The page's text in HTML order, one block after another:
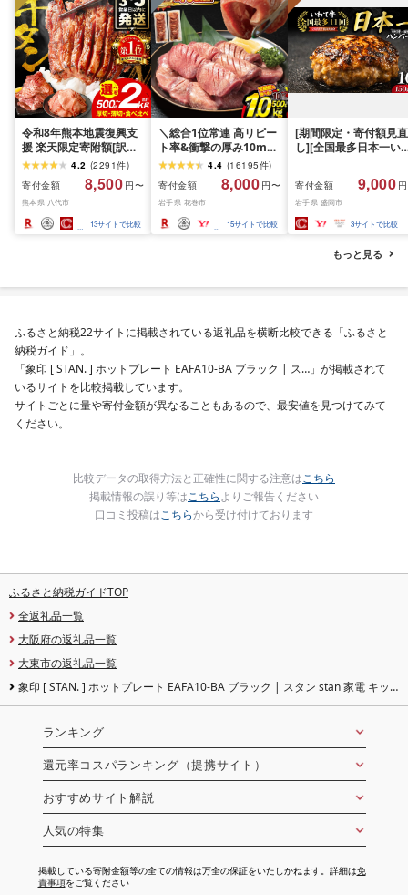
令和8年熊本地震復興支
援 楽天限定寄附額[訳あ
り]牛タン 500g〜2kg 肉
牛肉 訳あり 牛タン 冷凍
小分け 厚切り 薄切り 食
べ比べ 500g 1kg 1.5kg
2kg 牛 人気 ビーフ 牛た
ん ふるさと納税 ランキ
4.2 (2291件)
寄付金額
8,500 円〜
熊本県 八代市
13サイトで比較
＼総合1位常連 高リピー
ト率&衝撃の厚み10mm
厚切り牛タン 塩味/ ≪ス
ピード発送!!10営業日以
内発送≫ 選べる内容量
500g / 1kg 定期便 毎月
届く 牛肉 肉 BBQ ふるさ
と 人気 ランキング 岩手
4.4 (16195件)
寄付金額
8,000 円〜
岩手県 花巻市
15サイトで比較
[期間限定・寄付額見直
し][全国最多日本一い
1.5kg(150g×10個) い
て牛 × 岩中豚 ハンバー
グ 合挽き 合い挽き 黒
和牛 人気 冷凍 個包装
分け 冷凍 牛肉 豚肉 和
ビーフ ポーク はんば
ぐ 挽肉 お肉 ミンチ 肉
キング 1位 1万円以下
寄付金額 9,000
岩手県 盛岡市
3サイトで比較
もっと見る
ふるさと納税22サイトに掲載されている返礼品を横断比較できる「ふるさと
納税ガイド」。
「象印 [ STAN. ] ホットプレート EAFA10-BA ブラック | ス…」が掲載されて
いるサイトを比較掲載しています。
サイトごとに量や寄付金額が異なることもあるので、最安値を見つけてみて
ください。
比較データの取得方法と正確性に関する注意はこちら
掲載情報の誤り等はこちらよりご報告ください
口コミ投稿はこちらから受け付けております
ふるさと納税ガイドTOP
全返礼品一覧
大阪府の返礼品一覧
大東市の返礼品一覧
象印 [ STAN. ] ホットプレート EAFA10-BA ブラック | スタン stan 家電 キッ
ランキング
還元率コスパランキング（提携サイト）
おすすめサイト解説
人気の特集
掲載している寄附金額等の全ての情報は万全の保証をいたしかねます。詳細は免
責事項をご覧ください